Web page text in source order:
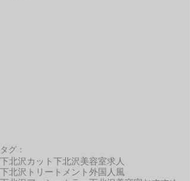
タグ：
下北沢カット 下北沢美容室求人
下北沢トリートメント 外国人風